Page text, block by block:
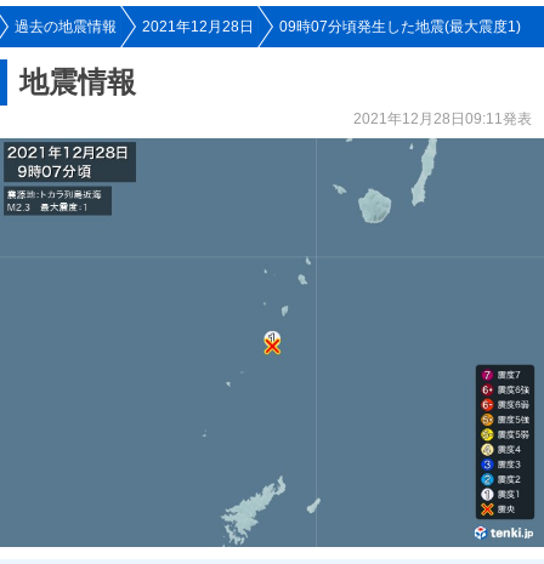
過去の地震情報 2021年12月28日 09時07分頃発生した地震(最大震度1)
地震情報
2021年12月28日09:11発表